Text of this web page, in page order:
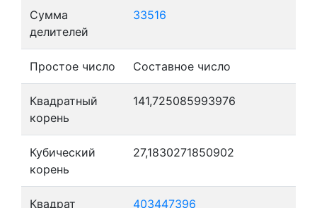
Сумма
делителей
33516
Простое число Составное число
Квадратный
корень
141,725085993976
Кубический
корень
27,1830271850902
Квадрат 403447396